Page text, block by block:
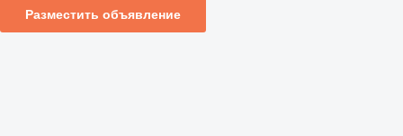
Разместить объявление